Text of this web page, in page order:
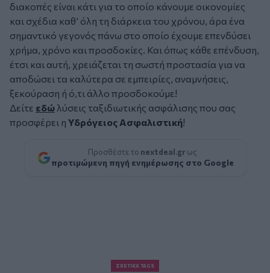
διακοπές είναι κάτι για το οποίο κάνουμε οικονομίες
και σχέδια καθ’ όλη τη διάρκεια του χρόνου, άρα ένα
σημαντικό γεγονός πάνω στο οποίο έχουμε επενδύσει
χρήμα, χρόνο και προσδοκίες. Και όπως κάθε επένδυση,
έτσι και αυτή, χρειάζεται τη σωστή προστασία για να
αποδώσει τα καλύτερα σε εμπειρίες, αναμνήσεις,
ξεκούραση ή ό,τι άλλο προσδοκούμε!
Δείτε εδώ λύσεις ταξιδιωτικής ασφάλισης που σας
προσφέρει η Υδρόγειος Ασφαλιστική!
Προσθέστε το nextdeal.gr ως
προτιμώμενη πηγή ενημέρωσης στο Google
ΣΧΕΤΙΚΆ TAGS